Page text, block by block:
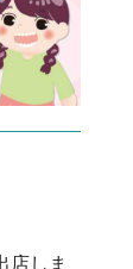
店しま